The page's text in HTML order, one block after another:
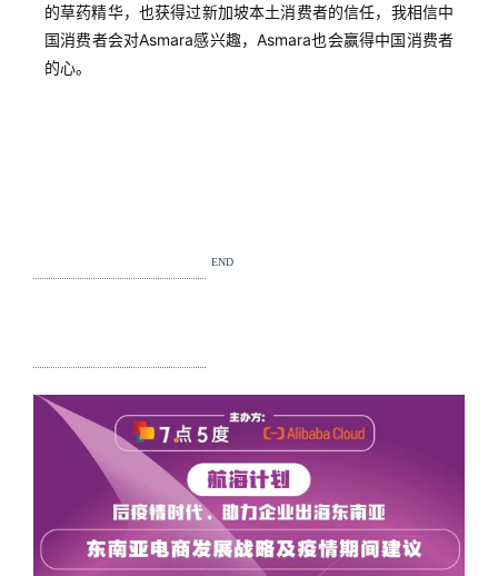
的草药精华，也获得过新加坡本土消费者的信任，我相信中
国消费者会对Asmara感兴趣，Asmara也会赢得中国消费者
的心。
END